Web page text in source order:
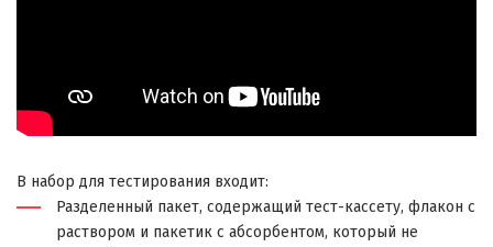
В набор для тестирования входит:
Разделенный пакет, содержащий тест-кассету, флакон с
раствором и пакетик с абсорбентом, который не